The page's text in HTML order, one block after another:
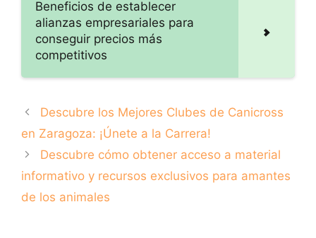
Beneficios de establecer
alianzas empresariales para
conseguir precios más
competitivos
Descubre los Mejores Clubes de Canicross
en Zaragoza: ¡Únete a la Carrera!
Descubre cómo obtener acceso a material
informativo y recursos exclusivos para amantes
de los animales